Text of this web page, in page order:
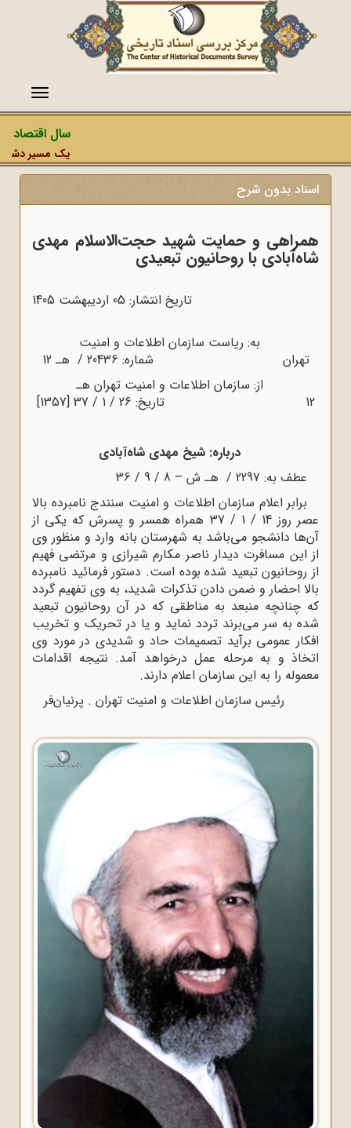
منو
سال اقتصاد
یک مسیر
اسناد بدون شرح
همراهی و حمایت شهید حجت‌الاسلام مهدی
شاه‌آبادی با روحانیون تبعیدی
تاریخ انتشار: 05 ارديبهشت 1405
به: ریاست سازمان اطلاعات و امنیت
تهران شماره: 20436 / هـ 12
از: سازمان اطلاعات و امنیت تهران هـ
12 تاریخ: 26 / 1 / 37 [1357]
درباره: شیخ مهدى شاه‌آبادی
عطف به: 2297 / هـ ش – 8 / 9 / 36
برابر اعلام سازمان اطلاعات و امنیت سنندج نامبرده بالا
عصر روز 14 / 1 / 37 همراه همسر و پسرش که یکى از
آن‌ها دانشجو می‌باشد به شهرستان بانه وارد و منظور وى
از این مسافرت دیدار ناصر مکارم شیرازى و مرتضى فهیم
از روحانیون تبعید شده بوده است. دستور فرمائید نامبرده
بالا احضار و ضمن دادن تذکرات شدید، به وى تفهیم گردد
که چنانچه منبعد به مناطقى که در آن روحانیون تبعید
شده به سر می‌برند تردد نماید و یا در تحریک و تخریب
افکار عمومى برآید تصمیمات حاد و شدیدى در مورد وى
اتخاذ و به مرحله عمل درخواهد آمد. نتیجه اقدامات
معموله را به این سازمان اعلام دارند.
رئیس سازمان اطلاعات و امنیت تهران . پرنیان‌فر